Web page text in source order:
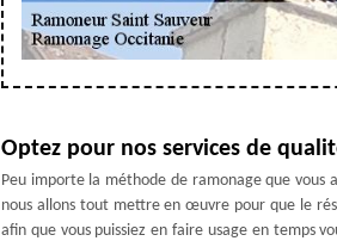
Optez pour nos services de
Peu importe la méthode de ramonage que vous
nous allons tout mettre en œuvre pour que le
afin que vous puissiez en faire usage en temps